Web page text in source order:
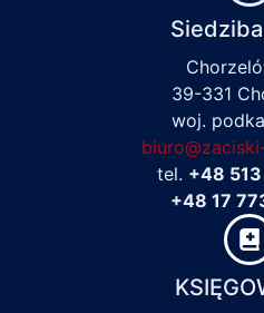
39-331
woj.
tel. +48
+48 17